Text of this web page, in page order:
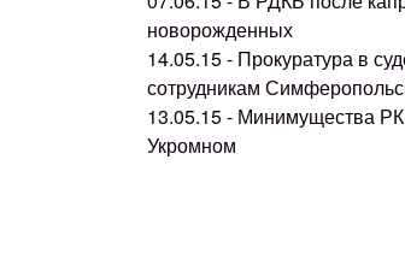
новорожденных
14.05.15 - Прокуратура в
сотрудникам
13.05.15 - Минимущества РК
Укромном